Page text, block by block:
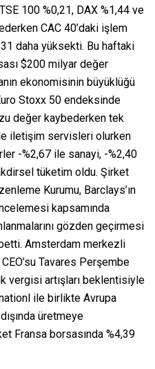
100 %0,21, DAX %1,44 ve
CAC 40’daki işlem
daha yüksekti. Bu haftaki
$200 milyar değer
ekonomisinin büyüklüğü
Stoxx 50 endeksinde
değer kaybederken tek
iletişim servisleri olurken
-%2,67 ile sanayi, -%2,40
tüketim oldu. Şirket
Kurumu, Barclays’ın
kapsamında
gözden geçirmesi
Amsterdam merkezli
Tavares Perşembe
vergisi artışları beklentisiyle
ile birlikte Avrupa
üretmeye
Fransa borsasında %4,39